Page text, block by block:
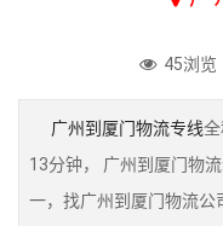
45浏
广州到厦门物流专线
13分钟， 广州到厦门物
一，找广州到厦门物流